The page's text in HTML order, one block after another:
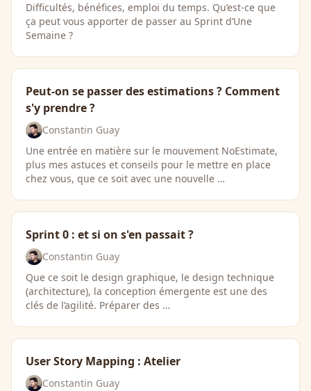
Difficultés, bénéfices, emploi du temps. Qu’est-ce que
ça peut vous apporter de passer au Sprint d’Une
Semaine ?
Peut-on se passer des estimations ? Comment
s'y prendre ?
Constantin Guay
Une entrée en matière sur le mouvement NoEstimate,
plus mes astuces et conseils pour le mettre en place
chez vous, que ce soit avec une nouvelle …
Sprint 0 : et si on s'en passait ?
Constantin Guay
Que ce soit le design graphique, le design technique
(architecture), la conception émergente est une des
clés de l’agilité. Préparer des …
User Story Mapping : Atelier
Constantin Guay